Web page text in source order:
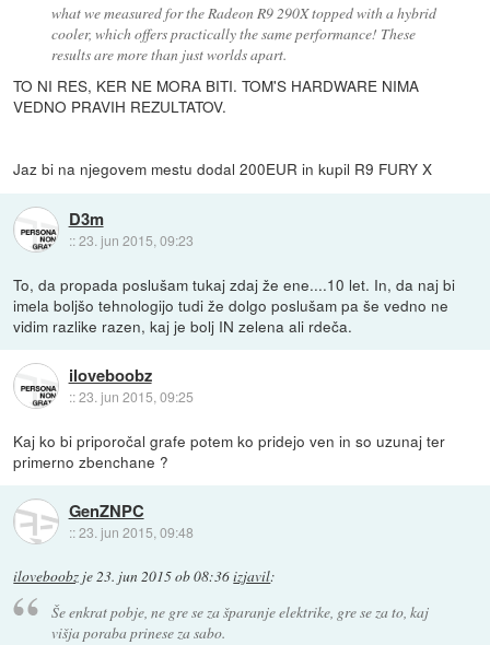
what we measured for the Radeon R9 290X topped with a hybrid
cooler, which offers practically the same performance! These
results are more than just worlds apart.
TO NI RES, KER NE MORA BITI. TOM'S HARDWARE NIMA
VEDNO PRAVIH REZULTATOV.
Jaz bi na njegovem mestu dodal 200EUR in kupil R9 FURY X
D3m
::23. jun 2015, 09:23
To, da propada poslušam tukaj zdaj že ene....10 let. In, da naj bi
imela boljšo tehnologijo tudi že dolgo poslušam pa še vedno ne
vidim razlike razen, kaj je bolj IN zelena ali rdeča.
iloveboobz
::23. jun 2015, 09:25
Kaj ko bi priporočal grafe potem ko pridejo ven in so uzunaj ter
primerno zbenchane ?
GenZNPC
::23. jun 2015, 09:48
iloveboobz je 23. jun 2015 ob 08:36izjavil:
Še enkrat pobje, ne gre se za šparanje elektrike, gre se za to, kaj
višja poraba prinese za sabo.